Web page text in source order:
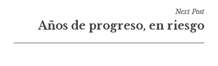
Next Post
Años de progreso, en riesgo